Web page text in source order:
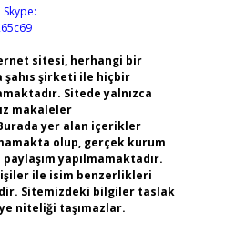
Skype:
sitesi, herhangi bir
şahıs şirketi ile hiçbir
Sitede yalnızca
makaleler
yer alan içerikler
olup, gerçek kurum
yapılmamaktadır.
ile isim benzerlikleri
Sitemizdeki bilgiler taslak
niteliği taşımazlar.